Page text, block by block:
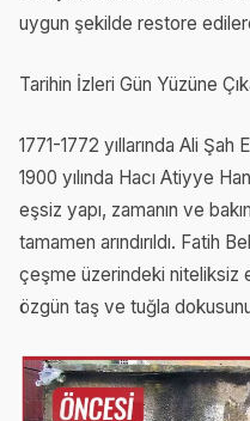
uygun şekilde restore
Tarihin İzleri Gün Yüzüne
1771-1772 yıllarında Ali Şah
1900 yılında Hacı Atiyye
eşsiz yapı, zamanın ve
tamamen arındırıldı. Fatih
çeşme üzerindeki niteliksiz
özgün taş ve tuğla